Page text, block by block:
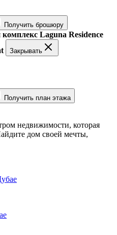
Получить брошюру
Laguna Residence
Закрывать
Получить план этажа
недвижимости, которая
дом своей мечты,